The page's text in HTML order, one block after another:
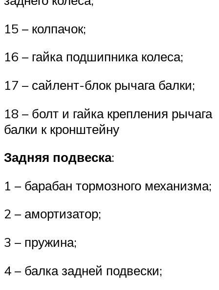
15 – колпачок;
16 – гайка подшипника колеса;
17 – сайлент-блок рычага балки;
18 – болт и гайка крепления рычага
балки к кронштейну
Задняя подвеска:
1 – барабан тормозного механизма;
2 – амортизатор;
3 – пружина;
4 – балка задней подвески;